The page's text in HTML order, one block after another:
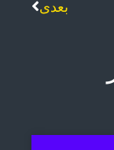
بعدی